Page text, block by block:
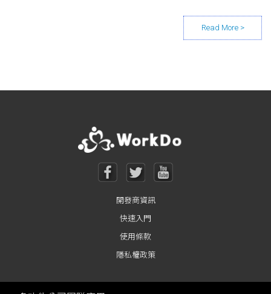
Posts navigation
開發商資訊
快速入門
使用條款
隱私權政策